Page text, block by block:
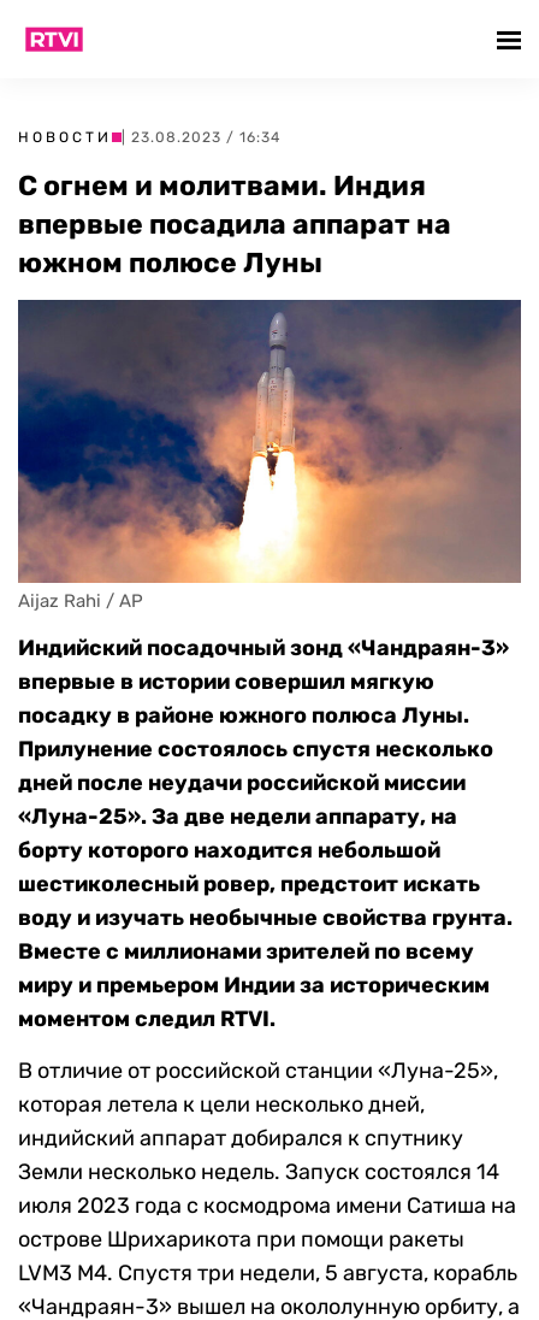
НОВОСТИ | 23.08.2023 / 16:34
С огнем и молитвами. Индия
впервые посадила аппарат на
южном полюсе Луны
Aijaz Rahi / AP
Индийский посадочный зонд «Чандраян-3»
впервые в истории совершил мягкую
посадку в районе южного полюса Луны.
Прилунение состоялось спустя несколько
дней после неудачи российской миссии
«Луна-25». За две недели аппарату, на
борту которого находится небольшой
шестиколесный ровер, предстоит искать
воду и изучать необычные свойства грунта.
Вместе с миллионами зрителей по всему
миру и премьером Индии за историческим
моментом следил RTVI.
В отличие от российской станции «Луна-25»,
которая летела к цели несколько дней,
индийский аппарат добирался к спутнику
Земли несколько недель. Запуск состоялся 14
июля 2023 года с космодрома имени Сатиша на
острове Шрихарикота при помощи ракеты
LVM3 M4. Спустя три недели, 5 августа, корабль
«Чандраян-3» вышел на окололунную орбиту, а